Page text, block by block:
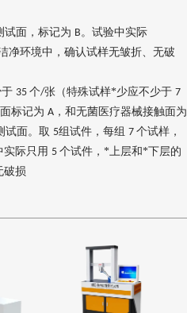
试面，标记为 B。试验中实际
净环境中，确认试样无皱折、无破
35 个/张（特殊试样*少应不少于 7
标记为 A ，和无菌医疗器械接触面为
试面。取 5组试件，每组 7 个试样，
实际只用 5 个试件，*上层和*下层的
破损